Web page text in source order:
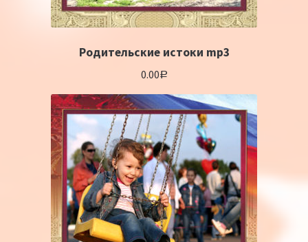
Родительские истоки mp3
0.00Р